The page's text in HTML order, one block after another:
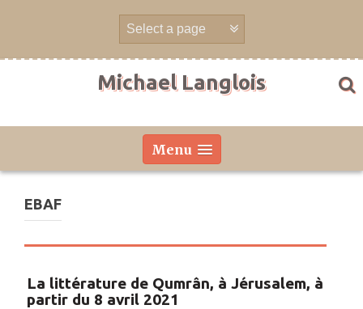
Michael Langlois
Menu
EBAF
La littérature de Qumrân, à Jérusalem, à
partir du 8 avril 2021